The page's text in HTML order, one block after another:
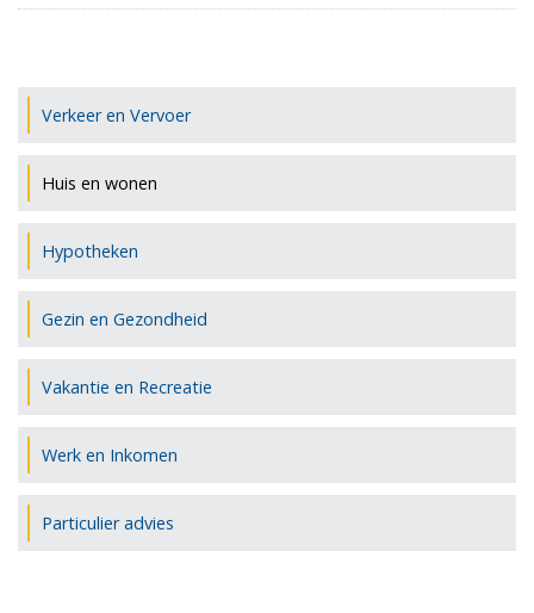
Verkeer en Vervoer
Huis en wonen
Hypotheken
Gezin en Gezondheid
Vakantie en Recreatie
Werk en Inkomen
Particulier advies